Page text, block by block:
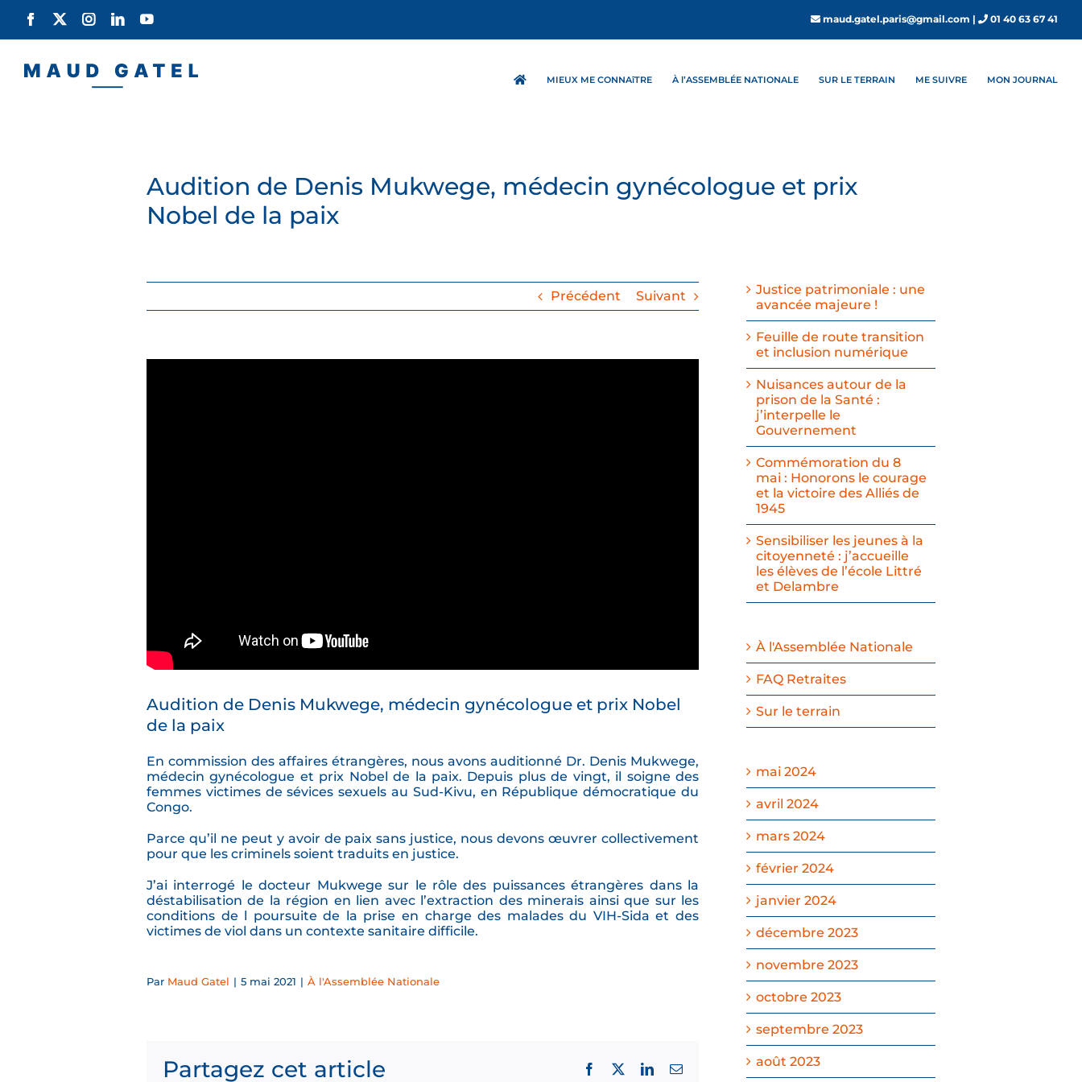
contenu
Facebook Instagram
LinkedInYouTube maud.gatel.paris@gmail.com | 01 40 63 67 41
MIEUX ME CONNAîTRE À l’ASSEMBLÉE NATIONALE SUR LE TERRAIN ME SUIVRE MON JOURNAL
Audition de Denis Mukwege, médecin gynécologue et prix
Nobel de la paix
Précédent Suivant
Audition de Denis Mukwege, médecin gynécologue et prix Nobel
de la paix
En commission des affaires étrangères, nous avons auditionné Dr. Denis Mukwege,
médecin gynécologue et prix Nobel de la paix. Depuis plus de vingt, il soigne des
femmes victimes de sévices sexuels au Sud-Kivu, en République démocratique du
Congo.
Parce qu’il ne peut y avoir de paix sans justice, nous devons œuvrer collectivement
pour que les criminels soient traduits en justice.
J’ai interrogé le docteur Mukwege sur le rôle des puissances étrangères dans la
déstabilisation de la région en lien avec l’extraction des minerais ainsi que sur les
conditions de l poursuite de la prise en charge des malades du VIH-Sida et des
victimes de viol dans un contexte sanitaire difficile.
Par Maud Gatel | 5 mai 2021 | À l'Assemblée Nationale
Partagez cet article Facebook LinkedInEmail
Justice patrimoniale : une
avancée majeure !
Feuille de route transition
et inclusion numérique
Nuisances autour de la
prison de la Santé :
j’interpelle le
Gouvernement
Commémoration du 8
mai : Honorons le courage
et la victoire des Alliés de
1945
Sensibiliser les jeunes à la
citoyenneté : j’accueille
les élèves de l’école Littré
et Delambre
À l'Assemblée Nationale
FAQ Retraites
Sur le terrain
mai 2024
avril 2024
mars 2024
février 2024
janvier 2024
décembre 2023
novembre 2023
octobre 2023
septembre 2023
août 2023